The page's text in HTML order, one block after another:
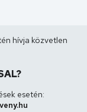
hívja közvetlen
esetén: